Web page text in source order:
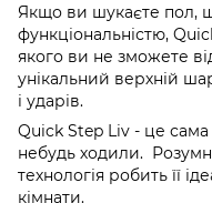
Якщо ви шукаєте пол,
функціональністю,
якого ви не зможете
унікальний верхній
і ударів.
Quick Step Liv - це
небудь ходили.
технологія робить її
кімнати.